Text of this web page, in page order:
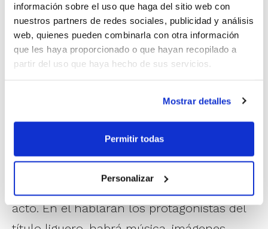
información sobre el uso que haga del sitio web con
nuestros partners de redes sociales, publicidad y análisis
web, quienes pueden combinarla con otra información
que les haya proporcionado o que hayan recopilado a
partir del uso que haya hecho de sus servicios.
Mostrar detalles
Permitir todas
Personalizar
del título, y la pista principal del Roig Arena
será el espacio para acoger las
celebraciones de esta hazaña del equipo y
cuerpo técnico junto a la afición. La
por las puertas C (gradas) y D (pista).
El acceso abrirá sus puertas a las 19:00h
de la tarde y a las 20:00h dará comienzo el
acto. En él hablarán los protagonistas del